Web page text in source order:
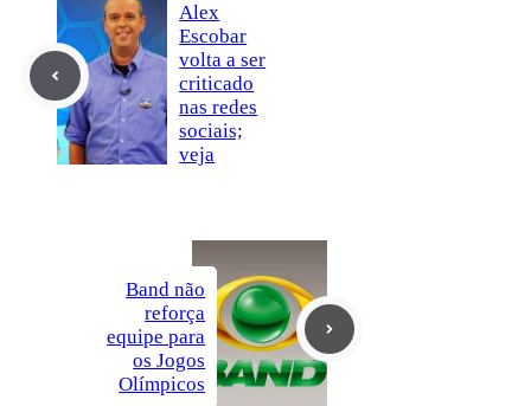
Alex
Escobar
volta a ser
criticado
nas redes
sociais;
veja
Band não
reforça
equipe para
os Jogos
Olímpicos